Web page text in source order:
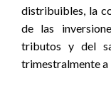
distribuibles, la
de las
tributos y del
trimestralmente a